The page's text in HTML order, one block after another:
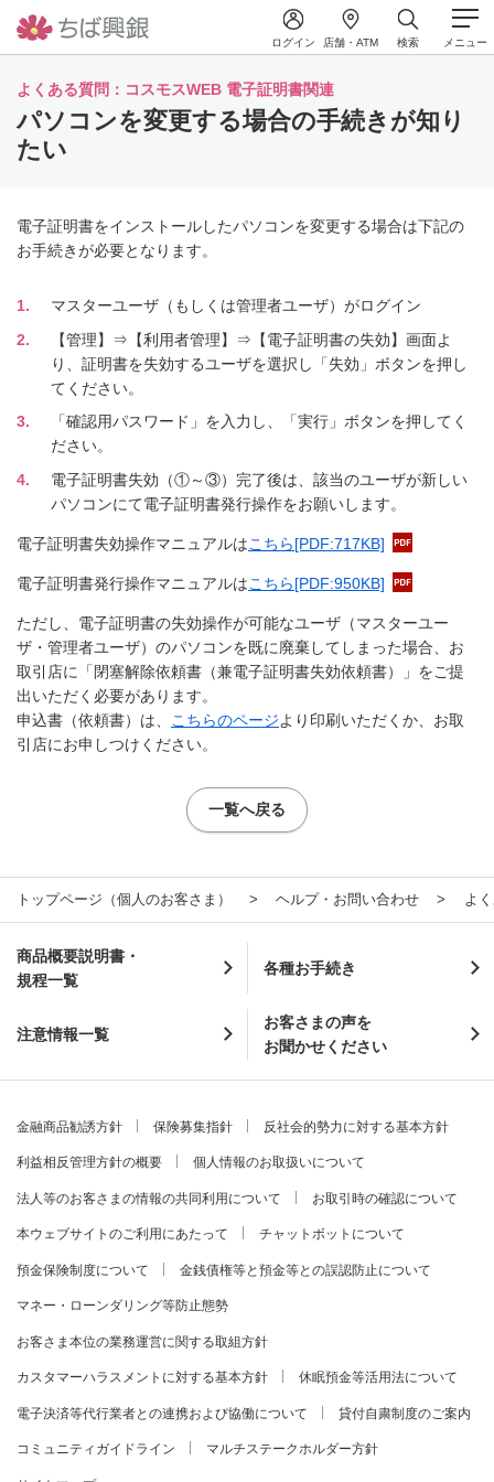
ログイン 店舗・ATM 検索 メニュー
よくある質問：コスモスWEB 電子証明書関連
パソコンを変更する場合の手続きが知り
たい
電子証明書をインストールしたパソコンを変更する場合は下記の
お手続きが必要となります。
1
マスターユーザ（もしくは管理者ユーザ）がログイン
2
【管理】⇒【利用者管理】⇒【電子証明書の失効】画面よ
り、証明書を失効するユーザを選択し「失効」ボタンを押し
てください。
3
「確認用パスワード」を入力し、「実行」ボタンを押してく
ださい。
4
電子証明書失効（①～③）完了後は、該当のユーザが新しい
パソコンにて電子証明書発行操作をお願いします。
電子証明書失効操作マニュアルはこちら[PDF:717KB]
電子証明書発行操作マニュアルはこちら[PDF:950KB]
ただし、電子証明書の失効操作が可能なユーザ（マスターユー
ザ・管理者ユーザ）のパソコンを既に廃棄してしまった場合、お
取引店に「閉塞解除依頼書（兼電子証明書失効依頼書）」をご提
出いただく必要があります。
申込書（依頼書）は、
こちらのページより印刷いただくか、お取
引店にお申しつけください。
一覧へ戻る
トップページ（個人のお客さま） ヘルプ・お問い合わせ よ
商品概要説明書・
規程一覧
各種お手続き
注意情報一覧
お客さまの声を
お聞かせください
金融商品勧誘方針 保険募集指針 反社会的勢力に対する基本方針
利益相反管理方針の概要 個人情報のお取扱いについて
法人等のお客さまの情報の共同利用について お取引時の確認について
本ウェブサイトのご利用にあたって チャットボットについて
預金保険制度について 金銭債権等と預金等との誤認防止について
マネー・ローンダリング等防止態勢
お客さま本位の業務運営に関する取組方針
カスタマーハラスメントに対する基本方針 休眠預金等活用法について
電子決済等代行業者との連携および協働について 貸付自粛制度のご案内
コミュニティガイドライン マルチステークホルダー方針